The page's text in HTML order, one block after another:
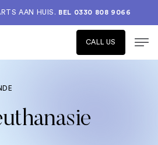
AAN HUIS. BEL 0330 808 9066
CALL US